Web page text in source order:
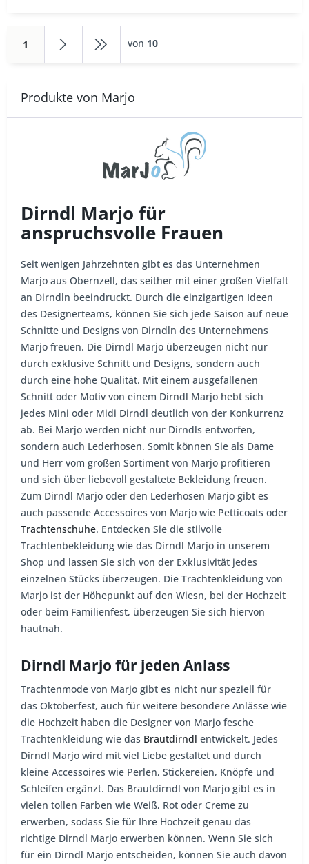
1 von 10
Produkte von Marjo
Dirndl Marjo für
anspruchsvolle Frauen
Seit wenigen Jahrzehnten gibt es das Unternehmen
Marjo aus Obernzell, das seither mit einer großen Vielfalt
an Dirndln beeindruckt. Durch die einzigartigen Ideen
des Designerteams, können Sie sich jede Saison auf neue
Schnitte und Designs von Dirndln des Unternehmens
Marjo freuen. Die Dirndl Marjo überzeugen nicht nur
durch exklusive Schnitt und Designs, sondern auch
durch eine hohe Qualität. Mit einem ausgefallenen
Schnitt oder Motiv von einem Dirndl Marjo hebt sich
jedes Mini oder Midi Dirndl deutlich von der Konkurrenz
ab. Bei Marjo werden nicht nur Dirndls entworfen,
sondern auch Lederhosen. Somit können Sie als Dame
und Herr vom großen Sortiment von Marjo profitieren
und sich über liebevoll gestaltete Bekleidung freuen.
Zum Dirndl Marjo oder den Lederhosen Marjo gibt es
auch passende Accessoires von Marjo wie Petticoats oder
Trachtenschuhe. Entdecken Sie die stilvolle
Trachtenbekleidung wie das Dirndl Marjo in unserem
Shop und lassen Sie sich von der Exklusivität jedes
einzelnen Stücks überzeugen. Die Trachtenkleidung von
Marjo ist der Höhepunkt auf den Wiesn, bei der Hochzeit
oder beim Familienfest, überzeugen Sie sich hiervon
hautnah.
Dirndl Marjo für jeden Anlass
Trachtenmode von Marjo gibt es nicht nur speziell für
das Oktoberfest, auch für weitere besondere Anlässe wie
die Hochzeit haben die Designer von Marjo fesche
Trachtenkleidung wie das Brautdirndl entwickelt. Jedes
Dirndl Marjo wird mit viel Liebe gestaltet und durch
kleine Accessoires wie Perlen, Stickereien, Knöpfe und
Schleifen ergänzt. Das Brautdirndl von Marjo gibt es in
vielen tollen Farben wie Weiß, Rot oder Creme zu
erwerben, sodass Sie für Ihre Hochzeit genau das
richtige Dirndl Marjo erwerben können. Wenn Sie sich
für ein Dirndl Marjo entscheiden, können Sie auch davon